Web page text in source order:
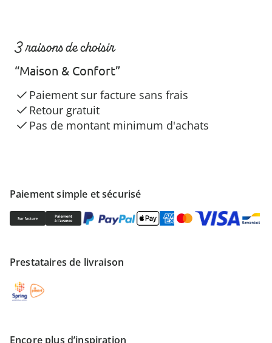
Paiement simple et sécurisé
Prestataires de livraison
Encore plus d’inspiration
3 raisons de choisir
“Maison & Confort”
Paiement sur facture sans frais
Retour gratuit
Pas de montant minimum d'achats